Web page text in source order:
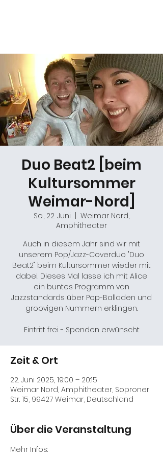
Duo Beat2 [beim
Kultursommer
Weimar-Nord]
So., 22. Juni
Weimar Nord,
Amphitheater
Auch in diesem Jahr sind wir mit
unserem Pop/Jazz-Coverduo "Duo
Beat2" beim Kultursommer wieder mit
dabei. Dieses Mal lasse ich mit Alice
ein buntes Programm von
Jazzstandards über Pop-Balladen und
groovigen Nummern erklingen.
Eintritt frei - Spenden erwünscht
Zeit & Ort
22. Juni 2025, 19:00 – 20:15
Weimar Nord, Amphitheater, Soproner
Str. 15, 99427 Weimar, Deutschland
Über die Veranstaltung
Mehr Infos: